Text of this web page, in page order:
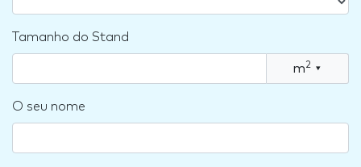
Tamanho do Stand
m2 ▾
O seu nome